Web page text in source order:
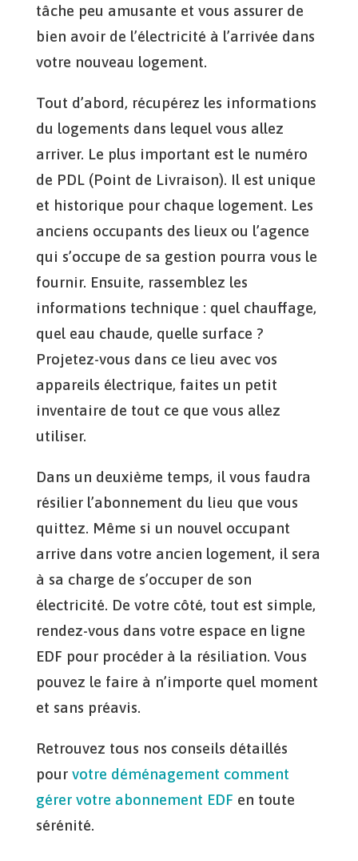
tâche peu amusante et vous assurer de
bien avoir de l’électricité à l’arrivée dans
votre nouveau logement.
Tout d’abord, récupérez les informations
du logements dans lequel vous allez
arriver. Le plus important est le numéro
de PDL (Point de Livraison). Il est unique
et historique pour chaque logement. Les
anciens occupants des lieux ou l’agence
qui s’occupe de sa gestion pourra vous le
fournir. Ensuite, rassemblez les
informations technique : quel chauffage,
quel eau chaude, quelle surface ?
Projetez-vous dans ce lieu avec vos
appareils électrique, faites un petit
inventaire de tout ce que vous allez
utiliser.
Dans un deuxième temps, il vous faudra
résilier l’abonnement du lieu que vous
quittez. Même si un nouvel occupant
arrive dans votre ancien logement, il sera
à sa charge de s’occuper de son
électricité. De votre côté, tout est simple,
rendez-vous dans votre espace en ligne
EDF pour procéder à la résiliation. Vous
pouvez le faire à n’importe quel moment
et sans préavis.
Retrouvez tous nos conseils détaillés
pour votre déménagement comment
gérer votre abonnement EDF en toute
sérénité.